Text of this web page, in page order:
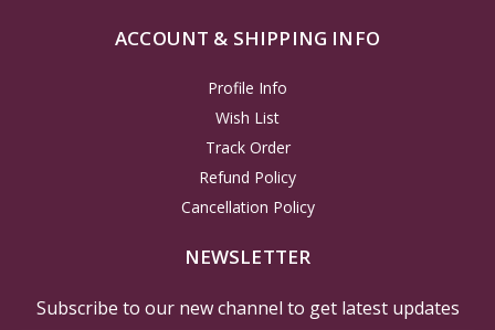
ACCOUNT & SHIPPING INFO
Profile Info
Wish List
Track Order
Refund Policy
Cancellation Policy
NEWSLETTER
Subscribe to our new channel to get latest updates